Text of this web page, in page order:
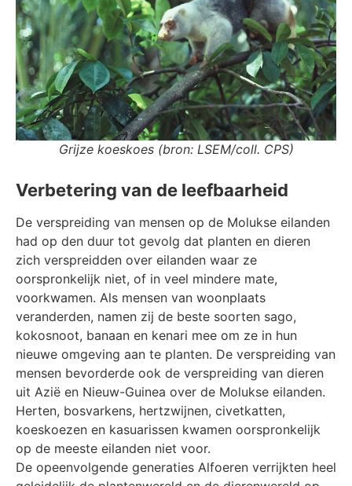
Grijze koeskoes (bron: LSEM/coll. CPS)
Verbetering van de leefbaarheid
De verspreiding van mensen op de Molukse eilanden
had op den duur tot gevolg dat planten en dieren
zich verspreidden over eilanden waar ze
oorspronkelijk niet, of in veel mindere mate,
voorkwamen. Als mensen van woonplaats
veranderden, namen zij de beste soorten sago,
kokosnoot, banaan en kenari mee om ze in hun
nieuwe omgeving aan te planten. De verspreiding van
mensen bevorderde ook de verspreiding van dieren
uit Azië en Nieuw-Guinea over de Molukse eilanden.
Herten, bosvarkens, hertzwijnen, civetkatten,
koeskoezen en kasuarissen kwamen oorspronkelijk
op de meeste eilanden niet voor.
De opeenvolgende generaties Alfoeren verrijkten heel